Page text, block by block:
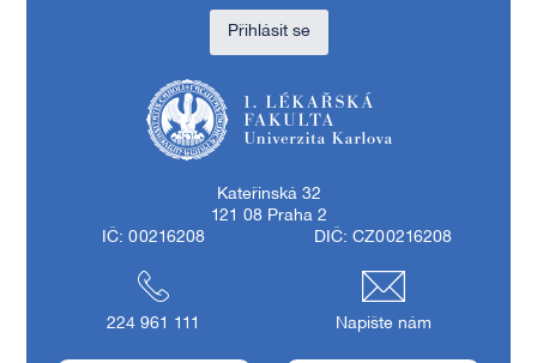
Přihlásit se
Kateřinská 32
121 08 Praha 2
IČ: 00216208
DIČ: CZ00216208
224 961 111 Napište nám